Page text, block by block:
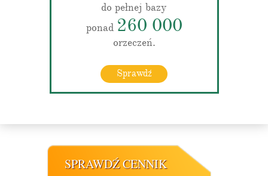
do pełnej bazy
ponad 260 000
orzeczeń.
Sprawdź
SPRAWDŹ CENNIK